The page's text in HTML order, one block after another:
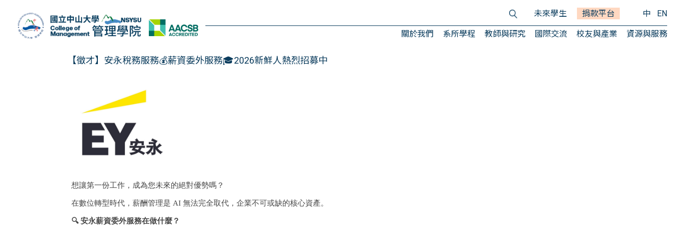
關於我們 系所學程 教師與研究 國際交流 校友與產業 資源與服務
未來學生 捐款平台 中 EN
【徵才】安永稅務服務💰薪資委外服務🎓2026新鮮人熱烈招募中
想讓第一份工作， 成為您未來的絕對優勢嗎？
在數位轉型時代，薪酬管理是 AI 無法完全取代， 企業不可或缺的核心資產。
🔍 安永薪資委外服務在做什麼？